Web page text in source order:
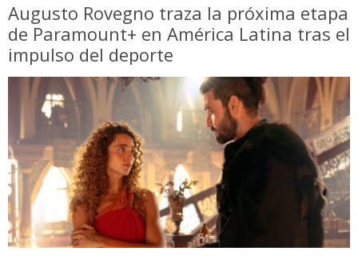
Augusto Rovegno traza la próxima etapa
de Paramount+ en América Latina tras el
impulso del deporte